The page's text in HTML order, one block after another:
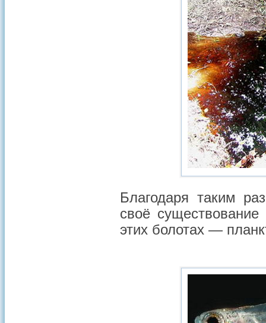
Благодаря таким
своё
этих болотах —